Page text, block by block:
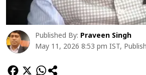
Published By: Praveen Singh
May 11, 2026 8:53 pm IST,